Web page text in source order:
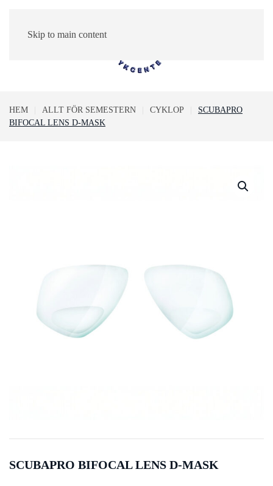
Skip to main content
HEM ALLT FÖR SEMESTERN CYKLOP
SCUBAPRO
BIFOCAL LENS D-MASK
SCUBAPRO BIFOCAL LENS D-MASK